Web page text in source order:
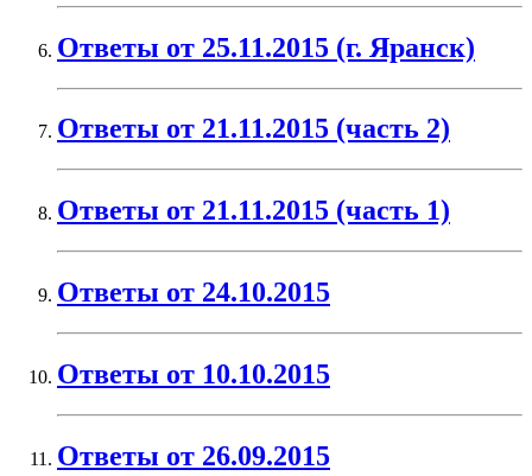
Ответы от 25.11.2015 (г. Яранск)
Ответы от 21.11.2015 (часть 2)
Ответы от 21.11.2015 (часть 1)
Ответы от 24.10.2015
Ответы от 10.10.2015
Ответы от 26.09.2015